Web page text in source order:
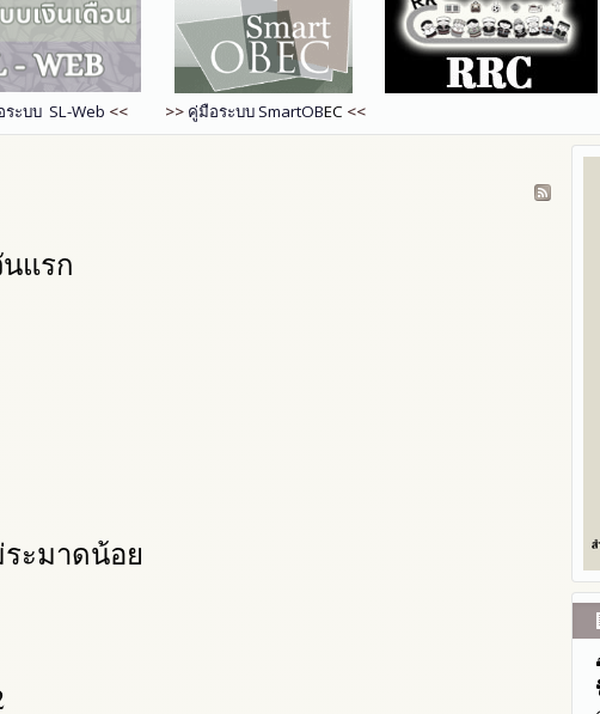
ะบบ SL-Web << >> คู่มือระบบSmartOBEC <<
แรก
ระมาดน้อย